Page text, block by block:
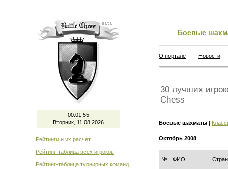
00:01:55
Вторник, 11.08.2026
Рейтинги и их расчет
Рейтинг-таблица всех игроков
Рейтинг-таблица турнирных команд
Боевые
О портале Новости
30 лучших
Chess
Боевые шахматы |
Октябрь 2008
№ ФИО